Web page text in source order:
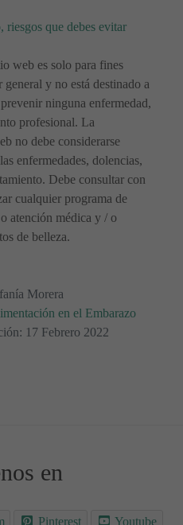
riesgos que debes evitar
web es solo para fines
y no está destinado a
ninguna enfermedad,
profesional. La
no debe considerarse
enfermedades, dolencias,
Debe consultar con
cualquier programa de
atención médica y / o
de belleza.
Morera
en el Embarazo
17 Febrero 2022
el embarazo: ¿Son seguros?
Azafrán durante el embarazo: ¿Es
en
Pinterest Youtube